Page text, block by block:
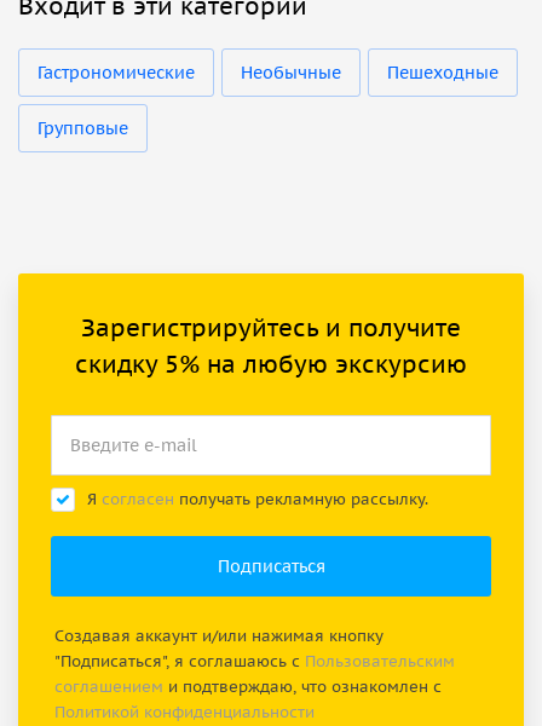
Гастрономические Необычные Пешеходные
Групповые
Зарегистрируйтесь и получите
скидку 5% на любую экскурсию
Я согласен получать рекламную рассылку.
Создавая аккаунт и/или нажимая кнопку
"Подписаться", я соглашаюсь с Пользовательским
соглашением и подтверждаю, что ознакомлен с
Политикой конфиденциальности